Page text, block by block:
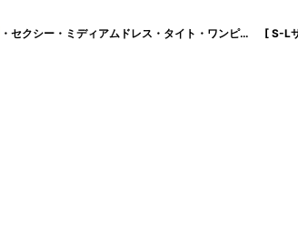
絞り込む
・セクシー・ミディアムドレス・タイト・ワンピース[奈月セナ着用][送料無料] [ S-L